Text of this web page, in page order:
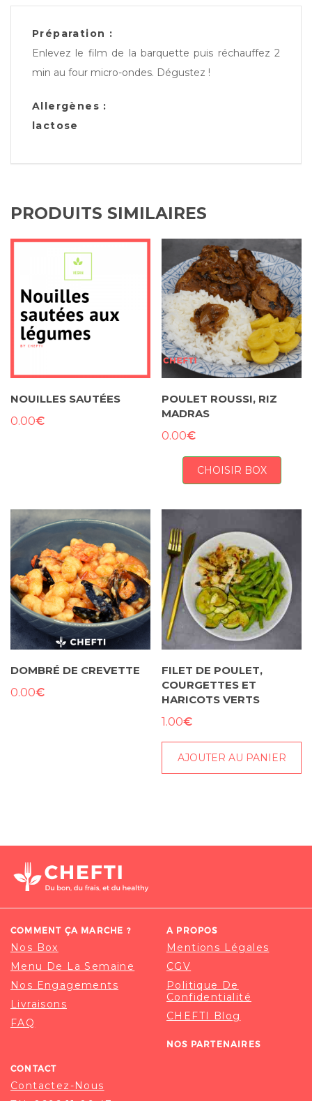
Préparation :
Enlevez le film de la barquette puis réchauffez 2
min au four micro-ondes. Dégustez !
Allergènes :
lactose
PRODUITS SIMILAIRES
NOUILLES SAUTÉES
0.00€
POULET ROUSSI, RIZ
MADRAS
0.00€
CHOISIR BOX
DOMBRÉ DE CREVETTE
0.00€
FILET DE POULET,
COURGETTES ET
HARICOTS VERTS
1.00€
AJOUTER AU PANIER
COMMENT ÇA MARCHE ?
Nos Box
Menu De La Semaine
Nos Engagements
Livraisons
FAQ
A PROPOS
Mentions Légales
CGV
Politique De
Confidentialité
CHEFTI Blog
NOS PARTENAIRES
CONTACT
Contactez-Nous